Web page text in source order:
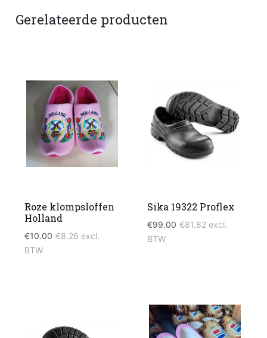
Gerelateerde producten
Roze klompsloffen
Holland
€10.00 €8.26 excl.
BTW
Sika 19322 Proflex
€99.00 €81.82excl.
BTW